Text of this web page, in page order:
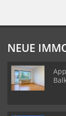
NEUE